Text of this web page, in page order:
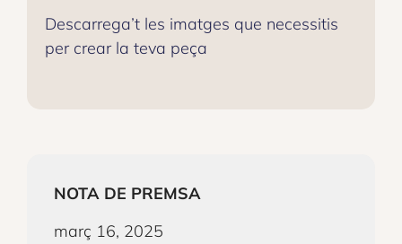
Descarrega’t les imatges que necessitis
per crear la teva peça
NOTA DE PREMSA
març 16, 2025